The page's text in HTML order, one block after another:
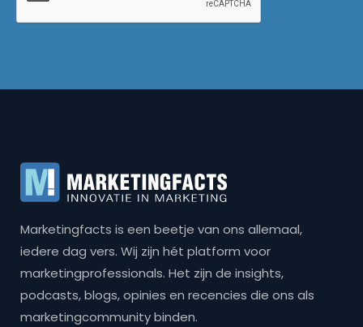
Marketingfacts is een beetje van ons allemaal,
iedere dag vers. Wij zijn hét platform voor
marketingprofessionals. Het zijn de insights,
podcasts, blogs, opinies en recencies die ons als
marketingcommunity binden.